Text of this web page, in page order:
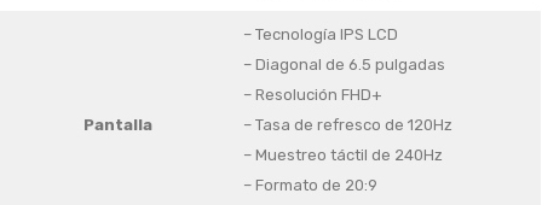
Pantalla
– Tecnología IPS LCD
– Diagonal de 6.5 pulgadas
– Resolución FHD+
– Tasa de refresco de 120Hz
– Muestreo táctil de 240Hz
– Formato de 20:9